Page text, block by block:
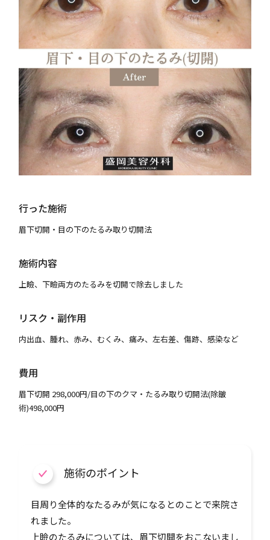
行った施術
眉下切開・目の下のたるみ取り切開法
施術内容
上瞼、下瞼両方のたるみを切開で除去しました
リスク・副作用
内出血、腫れ、赤み、むくみ、痛み、左右差、傷跡、感染など
費用
眉下切開 298,000円/目の下のクマ・たるみ取り切開法(除皺
術)498,000円
施術のポイント
目周り全体的なたるみが気になるとのことで来院さ
れました。
上瞼のたるみについては、眉下切開をおこないまし